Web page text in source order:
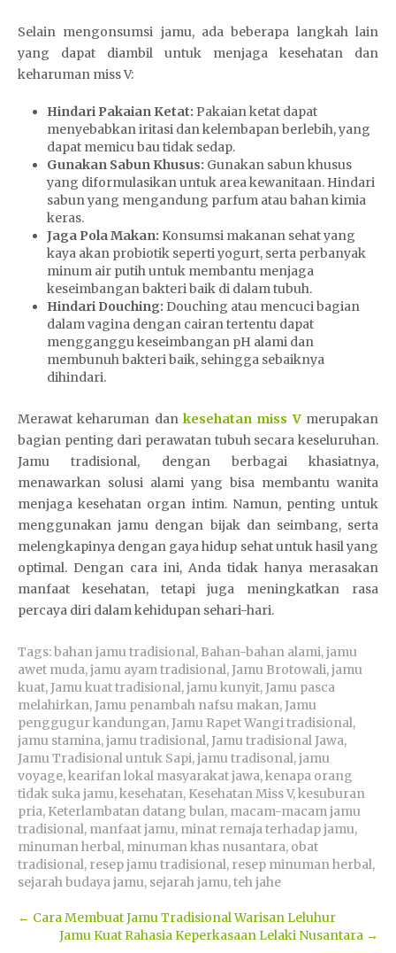
Selain mengonsumsi jamu, ada beberapa langkah lain
yang dapat diambil untuk menjaga kesehatan dan
keharuman miss V:
Hindari Pakaian Ketat: Pakaian ketat dapat
menyebabkan iritasi dan kelembapan berlebih, yang
dapat memicu bau tidak sedap.
Gunakan Sabun Khusus: Gunakan sabun khusus
yang diformulasikan untuk area kewanitaan. Hindari
sabun yang mengandung parfum atau bahan kimia
keras.
Jaga Pola Makan: Konsumsi makanan sehat yang
kaya akan probiotik seperti yogurt, serta perbanyak
minum air putih untuk membantu menjaga
keseimbangan bakteri baik di dalam tubuh.
Hindari Douching: Douching atau mencuci bagian
dalam vagina dengan cairan tertentu dapat
mengganggu keseimbangan pH alami dan
membunuh bakteri baik, sehingga sebaiknya
dihindari.
Merawat keharuman dan kesehatan miss Vmerupakan
bagian penting dari perawatan tubuh secara keseluruhan.
Jamu tradisional, dengan berbagai khasiatnya,
menawarkan solusi alami yang bisa membantu wanita
menjaga kesehatan organ intim. Namun, penting untuk
menggunakan jamu dengan bijak dan seimbang, serta
melengkapinya dengan gaya hidup sehat untuk hasil yang
optimal. Dengan cara ini, Anda tidak hanya merasakan
manfaat kesehatan, tetapi juga meningkatkan rasa
percaya diri dalam kehidupan sehari-hari.
Tags:bahan jamu tradisional, Bahan-bahan alami,jamu
awet muda,jamu ayam tradisional,Jamu Brotowali,jamu
kuat,Jamu kuat tradisional,jamu kunyit,Jamu pasca
melahirkan,Jamu penambah nafsu makan,Jamu
penggugur kandungan,Jamu Rapet Wangi tradisional,
jamu stamina,jamu tradisional,Jamu tradisional Jawa,
Jamu Tradisional untuk Sapi,jamu tradisonal,jamu
voyage,kearifan lokal masyarakat jawa,kenapa orang
tidak suka jamu,kesehatan, Kesehatan Miss V,kesuburan
pria, Keterlambatan datang bulan, macam-macam jamu
tradisional, manfaat jamu, minat remaja terhadap jamu,
minuman herbal, minuman khas nusantara, obat
tradisional, resep jamu tradisional, resep minuman herbal,
sejarah budaya jamu, sejarah jamu,teh jahe
Post
navigation
← Cara Membuat Jamu Tradisional Warisan Leluhur
Jamu Kuat Rahasia Keperkasaan Lelaki Nusantara →